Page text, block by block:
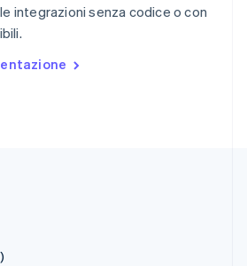
integrazioni senza codice o con
文